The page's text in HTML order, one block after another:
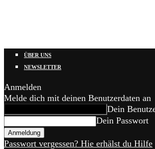
ÜBER UNS
NEWSLETTER
Anmelden
Melde dich mit deinen Benutzerdaten an
Dein
Dein Passwort
Passwort vergessen? Hie erhälst du Hilfe